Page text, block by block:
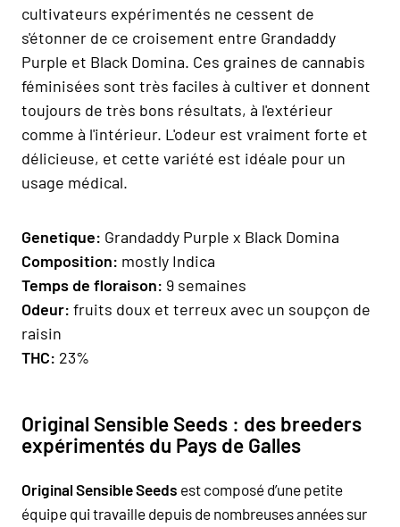
cultivateurs expérimentés ne cessent de
s'étonner de ce croisement entre Grandaddy
Purple et Black Domina. Ces graines de cannabis
féminisées sont très faciles à cultiver et donnent
toujours de très bons résultats, à l'extérieur
comme à l'intérieur. L'odeur est vraiment forte et
délicieuse, et cette variété est idéale pour un
usage médical.
Genetique: Grandaddy Purple x Black Domina
Composition: mostly Indica
Temps de floraison: 9 semaines
Odeur: fruits doux et terreux avec un soupçon de
raisin
THC: 23%
Original Sensible Seeds : des breeders
expérimentés du Pays de Galles
Original Sensible Seeds est composé d’une petite
équipe qui travaille depuis de nombreuses années sur